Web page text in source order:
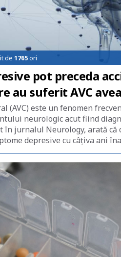
de 1765ori
pot preceda
au suferit AVC
(AVC) este un fenomen
neurologic acut fiind
în jurnalul Neurology, arată
depresive cu câțiva ani